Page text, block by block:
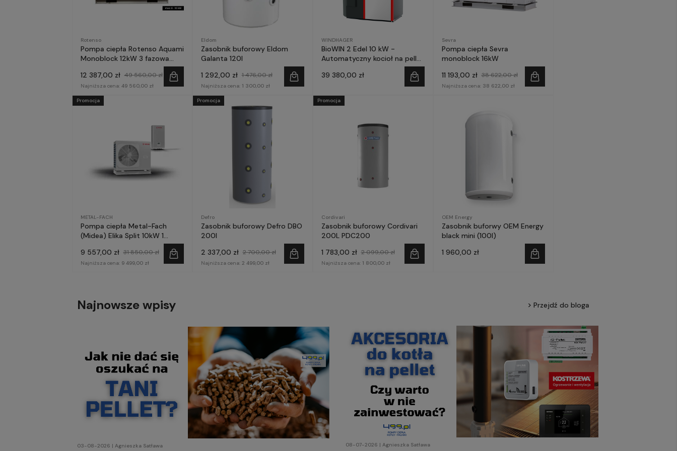
Rotenso
Pompa ciepła Rotenso Aquami
Monoblock 12kW 3 fazowa
12 387,00 zł 49 560,00 zł
Najniższa cena: 49 560,00 zł
Eldom
Zasobnik buforowy Eldom
Galanta 120l
1 292,00 zł 1 476,00 zł
Najniższa cena: 1 300,00 zł
WINDHAGER
BioWIN 2 Edel 10 kW -
Automatyczny kocioł na pellet
39 380,00 zł
Sevra
Pompa ciepła Sevra
monoblock 16kW
11 193,00 zł 38 622,00 zł
Najniższa cena: 38 622,00 zł
METAL-FACH
Pompa ciepła Metal-Fach
(Midea) Elika Split 10kW 1
9 557,00 zł 31 850,00 zł
Najniższa cena: 9 499,00 zł
Promocja
Defro
Zasobnik buforowy Defro DBO
200l
2 337,00 zł 2 700,00 zł
Najniższa cena: 2 499,00 zł
Promocja
Cordivari
Zasobnik buforowy Cordivari
200L PDC200
1 783,00 zł 2 099,00 zł
Najniższa cena: 1 800,00 zł
Promocja
OEM Energy
Zasobnik buforwy OEM Energy
black mini (100l)
1 960,00 zł
Najnowsze wpisy Przejdź do bloga
03-08-2026 | Agnieszka Satława 08-07-2026 | Agnieszka Satława